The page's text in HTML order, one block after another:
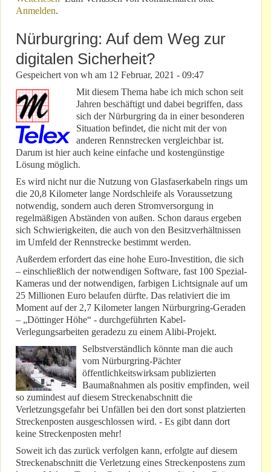
Anmelden.
Nürburgring: Auf dem Weg zur
digitalen Sicherheit?
Gespeichert von wh am 12 Februar, 2021 - 09:47
Mit diesem Thema habe ich mich schon seit
Jahren beschäftigt und dabei begriffen, dass
sich der Nürburgring da in einer besonderen
Situation befindet, die nicht mit der von
anderen Rennstrecken vergleichbar ist.
Darum ist hier auch keine einfache und kostengünstige
Lösung möglich.
Es wird nicht nur die Nutzung von Glasfaserkabeln rings um
die 20,8 Kilometer lange Nordschleife als Voraussetzung
notwendig, sondern auch deren Stromversorgung in
regelmäßigen Abständen von außen. Schon daraus ergeben
sich Schwierigkeiten, die auch von den Besitzverhältnissen
im Umfeld der Rennstrecke bestimmt werden.
Außerdem erfordert das eine hohe Euro-Investition, die sich
– einschließlich der notwendigen Software, fast 100 Spezial-
Kameras und der notwendigen, farbigen Lichtsignale auf um
25 Millionen Euro belaufen dürfte. Das relativiert die im
Moment auf der 2,7 Kilometer langen Nürburgring-Geraden
– „Döttinger Höhe“ - durchgeführten Kabel-
Verlegungsarbeiten geradezu zu einem Alibi-Projekt.
Selbstverständlich könnte man die auch
vom Nürburgring-Pächter
öffentlichkeitswirksam publizierten
Baumaßnahmen als positiv empfinden, weil
so zumindest auf diesem Streckenabschnitt die
Verletzungsgefahr bei Unfällen bei den dort sonst platzierten
Streckenposten ausgeschlossen wird. - Es gibt dann dort
keine Streckenposten mehr!
Soweit ich das zurück verfolgen kann, erfolgte auf diesem
Streckenabschnitt die Verletzung eines Streckenpostens zum